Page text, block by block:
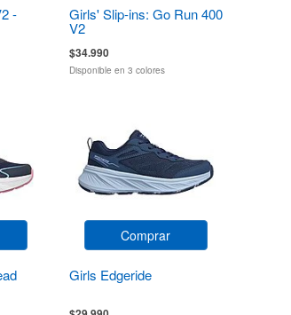
- Girls' Slip-ins: Go Run 400
V2
$34.990
Disponible en 3 colores
Comprar
Girls Edgeride